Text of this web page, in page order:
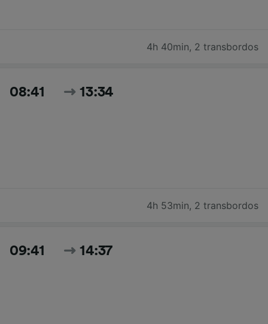
4h 40min, 2 transbordos
08:41 13:34
4h 53min, 2 transbordos
09:41 14:37